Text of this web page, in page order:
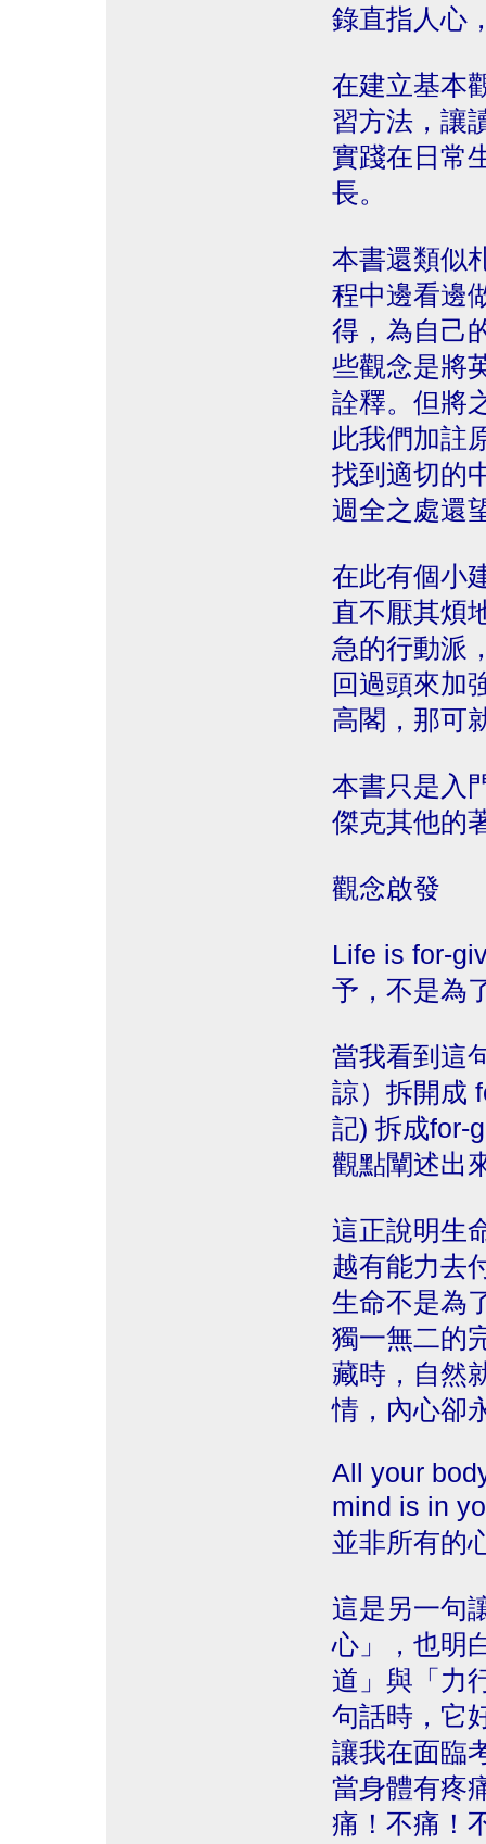
錄直指人心
在建立基本
習方法，讓
實踐在日常
長。
本書還類似
程中邊看邊
得，為自己
些觀念是將
詮釋。但將
此我們加註
找到適切的
週全之處還
在此有個小
直不厭其煩
急的行動派
回過頭來加
高閣，那可
本書只是入
傑克其他的
觀念啟發
Life is for-
予，不是為
當我看到這
諒）拆開成
記) 拆成for-
觀點闡述出
這正說明生
越有能力去
生命不是為
獨一無二的
藏時，自然
情，內心卻
All your
mind is in
並非所有的
這是另一句
心」，也明
道」與「力
句話時，它
讓我在面臨
當身體有疼
痛！不痛！